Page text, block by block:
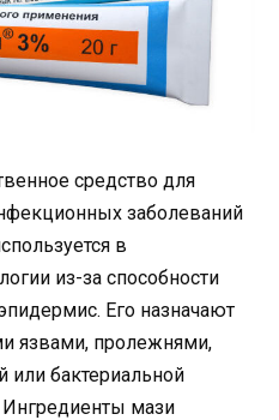
средство для
заболеваний
в
из-за способности
Его назначают
язвами, пролежнями,
бактериальной
мази